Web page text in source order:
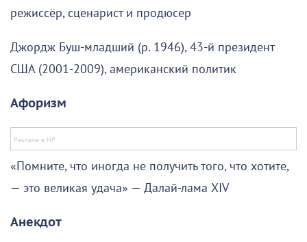
режиссёр, сценарист и продюсер
Джордж Буш-младший (р. 1946), 43-й президент
США (2001-2009), американский политик
Афоризм
«Помните, что иногда не получить того, что хотите,
— это великая удача» — Далай-лама XIV
Анекдот